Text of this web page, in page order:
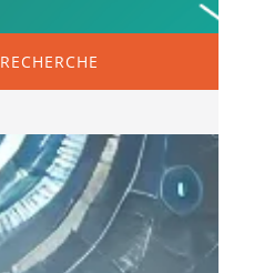
RECHERCHE